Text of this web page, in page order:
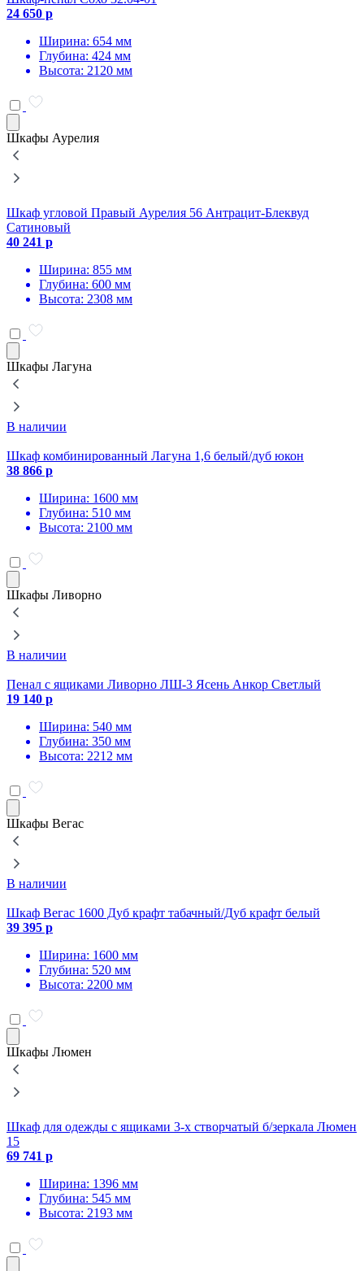
24 650 р
Ширина: 654 мм
Глубина: 424 мм
Высота: 2120 мм
Шкафы Аурелия
Шкаф угловой Правый Аурелия 56 Антрацит-Блеквуд
Сатиновый
40 241 р
Ширина: 855 мм
Глубина: 600 мм
Высота: 2308 мм
Шкафы Лагуна
В наличии
Шкаф комбинированный Лагуна 1,6 белый/дуб юкон
38 866 р
Ширина: 1600 мм
Глубина: 510 мм
Высота: 2100 мм
Шкафы Ливорно
В наличии
Пенал с ящиками Ливорно ЛШ-3 Ясень Анкор Светлый
19 140 р
Ширина: 540 мм
Глубина: 350 мм
Высота: 2212 мм
Шкафы Вегас
В наличии
Шкаф Вегас 1600 Дуб крафт табачный/Дуб крафт белый
39 395 р
Ширина: 1600 мм
Глубина: 520 мм
Высота: 2200 мм
Шкафы Люмен
Шкаф для одежды с ящиками 3-х створчатый б/зеркала Люмен
15
69 741 р
Ширина: 1396 мм
Глубина: 545 мм
Высота: 2193 мм